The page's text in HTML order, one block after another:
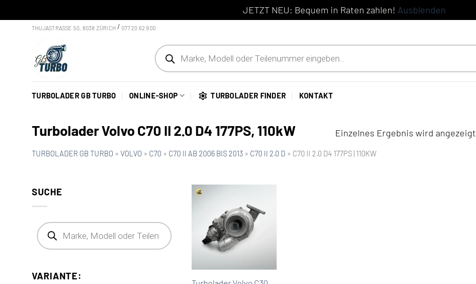
JETZT NEU: Bequem in Raten zahlen! Ausblenden
Skip to contentTHUJASTRASSE 50, 8038 ZÜRICH /077 20 62 900
Products search
TURBOLADER GB TURBO ONLINE-SHOP TURBOLADER FINDER KONTAKT
Turbolader Volvo C70 II 2.0 D4 177PS, 110kW Einzelnes Ergebnis wird angezeigt
TURBOLADER GB TURBO » VOLVO » C70 » C70 II AB 2006 BIS 2013 » C70 II 2.0 D » C70 II 2.0 D4 177PS | 110KW
SUCHE
Products search
VARIANTE: